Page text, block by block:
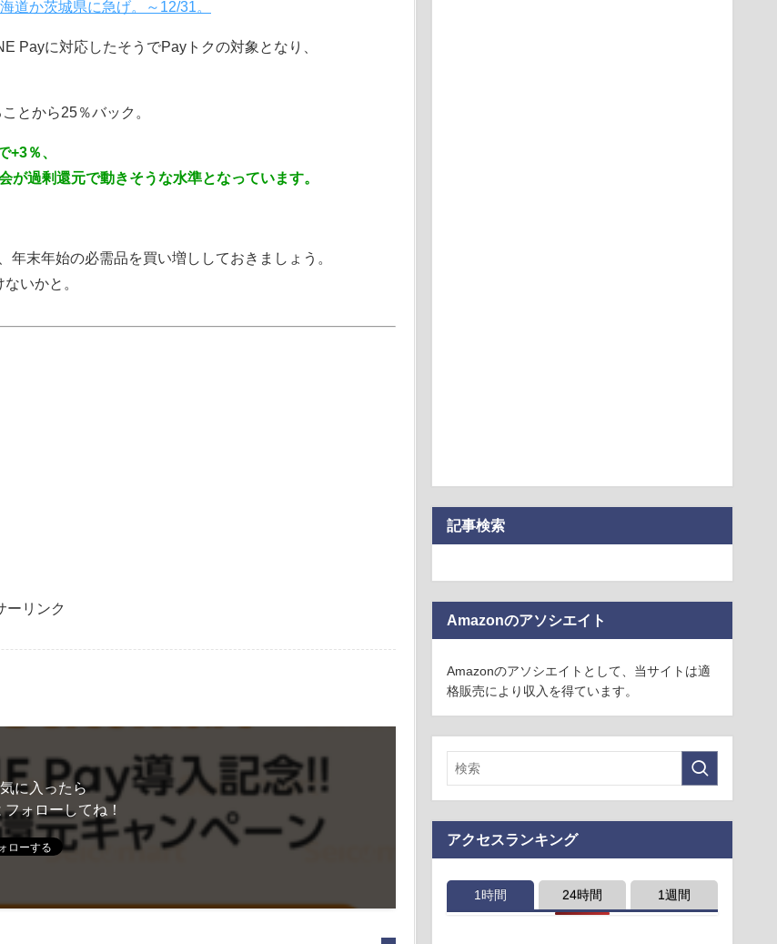
道か茨城県に急げ。～12/31。
Payに対応したそうでPayトクの対象となり、
とから25％バック。
+3％、
過剰還元で動きそうな水準となっています。
末年始の必需品を買い増ししておきましょう。
いかと。
ーリンク
に入ったら
ォローしてね！
記事検索
Amazonのアソシエイト
Amazonのアソシエイトとして、当サイトは適
格販売により収入を得ています。
アクセスランキング
1時間 24時間 1週間